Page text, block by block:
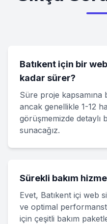
Batıkent için bir
kadar sürer?
Süre proje kapsamına
ancak genellikle 1-12
görüşmemizde detaylı
sunacağız.
Sürekli bakım
Evet, Batıkent içi web
ve optimal
için çeşitli bakım